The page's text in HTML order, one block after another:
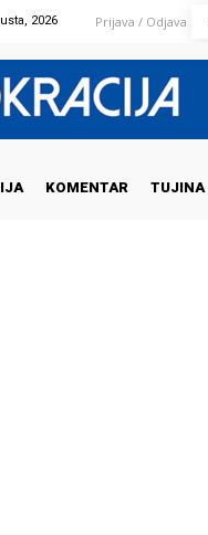
2026 Prijava / Odjava
KOMENTAR TUJINA